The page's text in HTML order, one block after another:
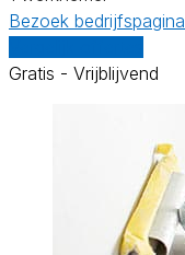
Bezoek bedrijfspagina
Gratis - Vrijblijvend